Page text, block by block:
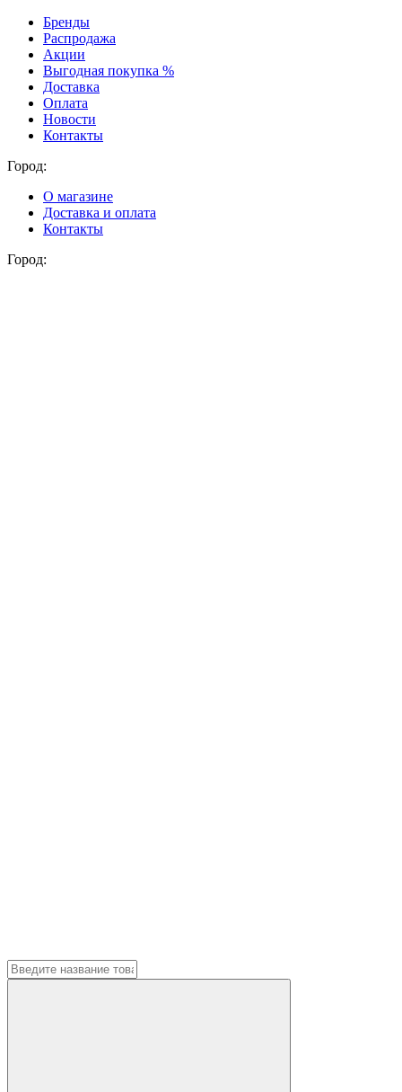
Бренды
Распродажа
Акции
Выгодная покупка %
Доставка
Оплата
Новости
Контакты
Город:
О магазине
Доставка и оплата
Контакты
Город: